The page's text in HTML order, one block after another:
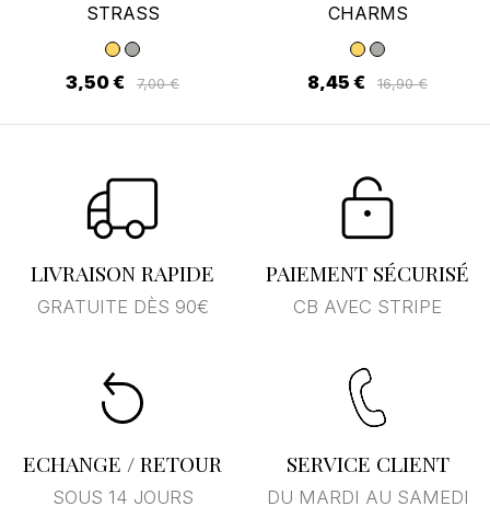
STRASS
3,50 € 7,00 €
CHARMS
8,45 € 16,90 €
LIVRAISON RAPIDE
GRATUITE DÈS 90€
PAIEMENT SÉCURISÉ
CB AVEC STRIPE
ECHANGE / RETOUR
SOUS 14 JOURS
SERVICE CLIENT
DU MARDI AU SAMEDI